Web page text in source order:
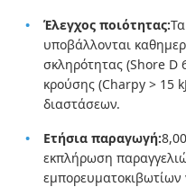
Έλεγχος ποιότητας:
υποβάλλονται
σκληρότητας (Shore D
κρούσης (Charpy > 15
διαστάσεων.
Ετήσια παραγωγή:
εκπλήρωση
εμπορευματοκιβωτίων